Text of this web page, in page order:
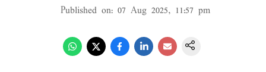
Published on: 07 Aug 2025, 11:57 pm